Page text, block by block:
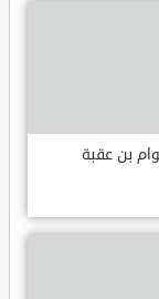
بن عقبة